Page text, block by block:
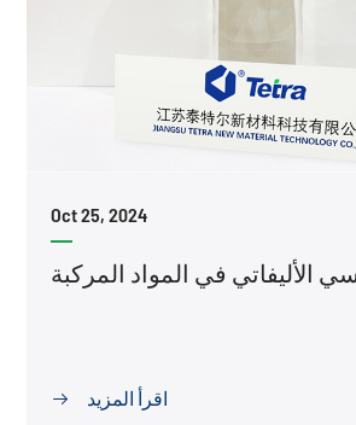
Oct 25, 2024
الأليفاتي في المواد المركبة
 اقرأ المزيد